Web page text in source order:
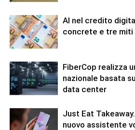
AI nel credito
concrete e tre miti
FiberCop realizza
nazionale basata
data center
Just Eat
nuovo assistente